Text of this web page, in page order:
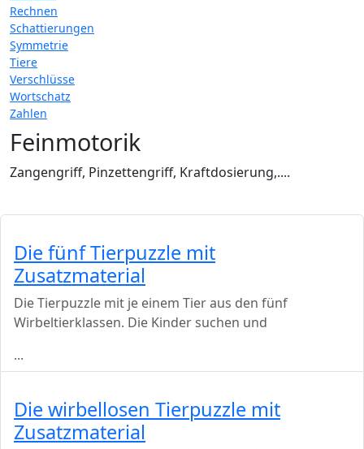
Rechnen
Schattierungen
Symmetrie
Tiere
Verschlüsse
Wortschatz
Zahlen
Feinmotorik
Zangengriff, Pinzettengriff, Kraftdosierung,....
Die fünf Tierpuzzle mit
Zusatzmaterial
Die Tierpuzzle mit je einem Tier aus den fünf
Wirbeltierklassen. Die Kinder suchen und
...
Die wirbellosen Tierpuzzle mit
Zusatzmaterial